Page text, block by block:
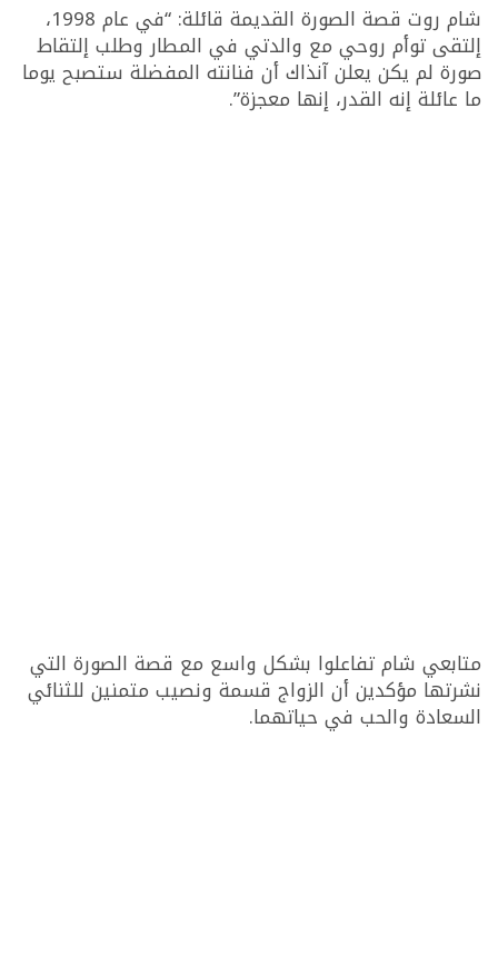
شام روت قصة الصورة القديمة قائلة: “في عام 1998،
إلتقى توأم روحي مع والدتي في المطار وطلب إلتقاط
صورة لم يكن يعلن آنذاك أن فنانته المفضلة ستصبح يوما
ما عائلة إنه القدر، إنها معجزة”.
متابعي شام تفاعلوا بشكل واسع مع قصة الصورة التي
نشرتها مؤكدين أن الزواج قسمة ونصيب متمنين للثنائي
السعادة والحب في حياتهما.